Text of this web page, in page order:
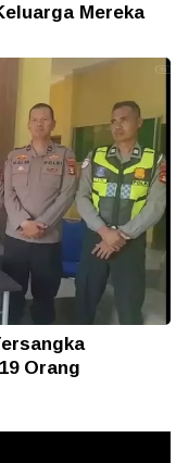
Mereka
Orang